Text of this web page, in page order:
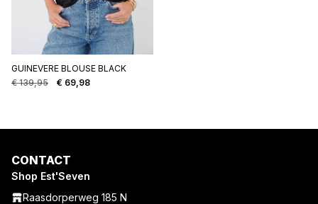
GUINEVERE BLOUSE BLACK
€139,95
Oorspronkelijke
€ 69,98
Huidige
CONTACT
Shop Est'Seven
Raasdorperweg 185 N